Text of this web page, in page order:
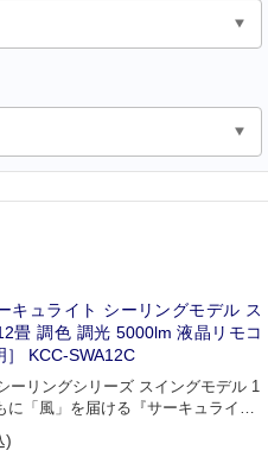
キュライト シーリングモデル ス
畳 調色 調光 5000lm 液晶リモコ
］ KCC-SWA12C
ーリングシリーズ スイングモデル 1
に「風」を届ける『サーキュライ
)